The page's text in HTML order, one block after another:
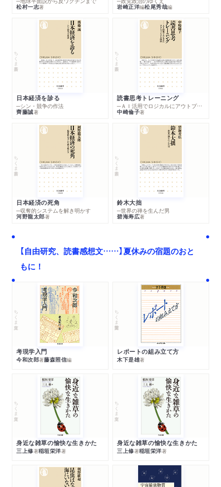
松村一志著 岩崎正洋編松尾秀哉編
ちくま新書
日本経済を診る
─シン・競争の作法
齊藤誠著
ちくま新書
読書思考トレーニング
─ＡＩ活用でロジカルにアウトプットする技法
中崎倫子著
ちくま新書
日本経済の死角
─収奪的システムを解き明かす
河野龍太郎著
ちくま新書
鈴木大拙
─世界の禅を生んだ男
碧海寿広著
【自由研究、読書感想文……】夏休みの宿題のおと
もに！
ちくま文庫
考現学入門
今和次郎著藤森照信編
ちくま学芸文庫
レポートの組み立て方
木下是雄著
ちくま文庫
身近な雑草の愉快な生きかた
三上修著稲垣栄洋著
ちくま文庫
身近な雑草の愉快な生きかた
三上修著稲垣栄洋著